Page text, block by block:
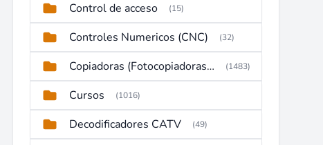
Control de acceso (15)
Controles Numericos (CNC) (32)
Copiadoras (Fotocopiadoras, Multifunctions, Ploter, etc) (1483)
Cursos (1016)
Decodificadores CATV (49)